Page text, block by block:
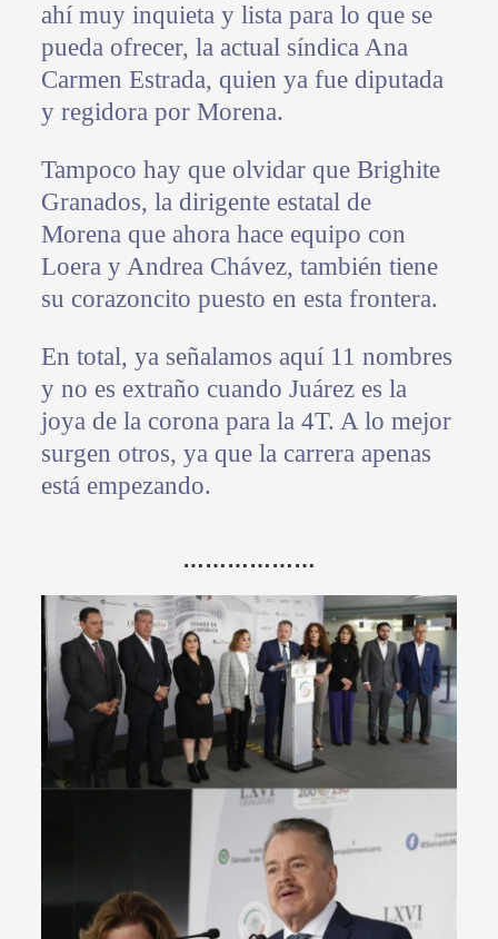
ahí muy inquieta y lista para lo que se
pueda ofrecer, la actual síndica Ana
Carmen Estrada, quien ya fue diputada
y regidora por Morena.
Tampoco hay que olvidar que Brighite
Granados, la dirigente estatal de
Morena que ahora hace equipo con
Loera y Andrea Chávez, también tiene
su corazoncito puesto en esta frontera.
En total, ya señalamos aquí 11 nombres
y no es extraño cuando Juárez es la
joya de la corona para la 4T. A lo mejor
surgen otros, ya que la carrera apenas
está empezando.
………………